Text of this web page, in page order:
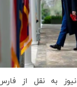
به نقل از